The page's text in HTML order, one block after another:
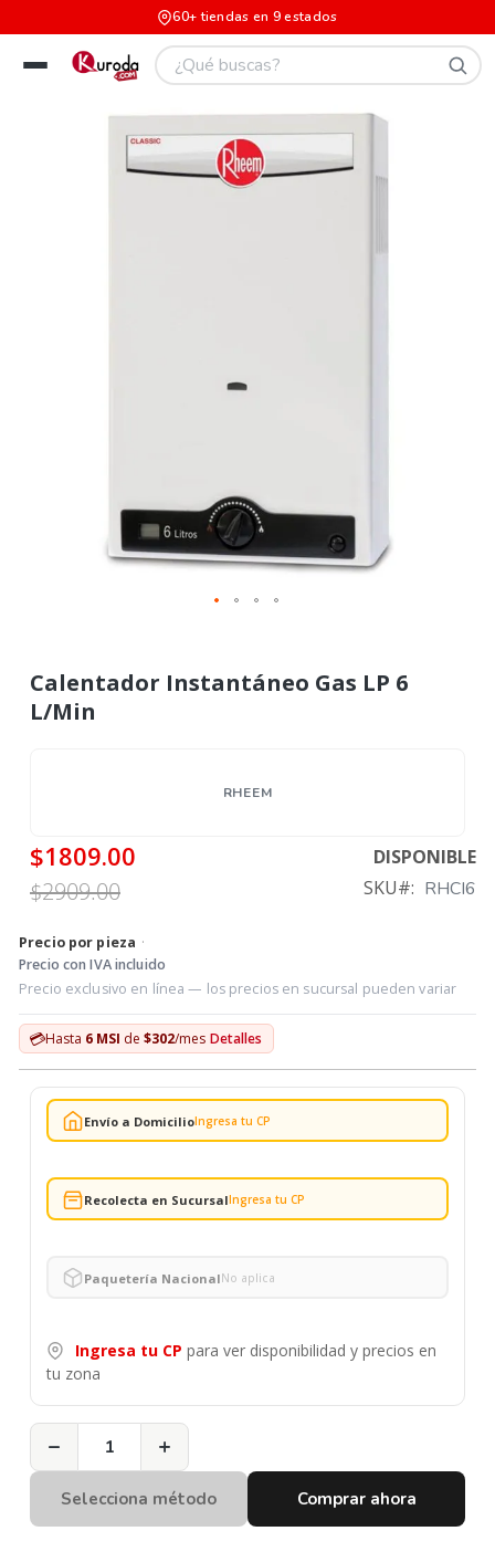
60+ tiendas en 9 estados
Calentador Instantáneo Gas LP 6
L/Min
RHEEM
$1809.00
$2909.00
DISPONIBLE
SKU
RHCI6
Precio por pieza ·
Precio con IVA incluido
Precio exclusivo en línea — los precios en sucursal pueden variar
💳Hasta 6 MSI de $302/mes Detalles
Envío a DomicilioIngresa tu CP
Recolecta en SucursalIngresa tu CP
Paquetería NacionalNo aplica
Ingresa tu CP para ver disponibilidad y precios en
tu zona
− +
Selecciona método Comprar ahora